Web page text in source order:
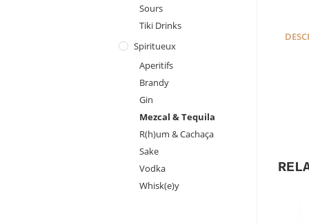
o
Sours
Tiki Drinks
Spiritueux
Aperitifs
Brandy
Gin
Mezcal & Tequila
R(h)um & Cachaça
Sake
Vodka
Whisk(e)y